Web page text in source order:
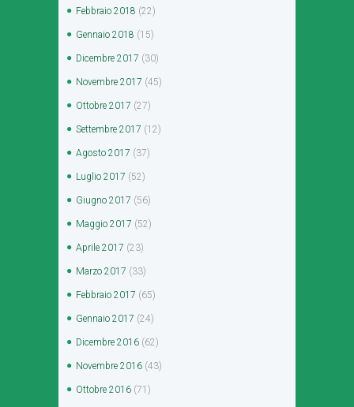
Febbraio 2018 (22)
Gennaio 2018 (15)
Dicembre 2017 (30)
Novembre 2017 (45)
Ottobre 2017 (27)
Settembre 2017 (12)
Agosto 2017 (37)
Luglio 2017 (52)
Giugno 2017 (56)
Maggio 2017 (52)
Aprile 2017 (23)
Marzo 2017 (33)
Febbraio 2017 (65)
Gennaio 2017 (24)
Dicembre 2016 (62)
Novembre 2016 (43)
Ottobre 2016 (71)